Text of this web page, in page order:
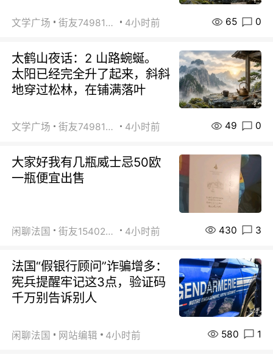
文学广场 街友74981146 4小时前 65 0
太鹤山夜话：2 山路蜿蜒。
太阳已经完全升了起来，斜斜
地穿过松林，在铺满落叶
文学广场 街友74981146 4小时前 49 0
大家好我有几瓶威士忌50欧
一瓶便宜出售
闲聊法国 街友15402223 4小时前 430 3
法国“假银行顾问”诈骗增多：
宪兵提醒牢记这3点，验证码
千万别告诉别人
闲聊法国 网站编辑 4小时前 580 1